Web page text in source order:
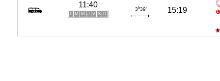
11:40
L M M J V S D
3 h39' 15:19